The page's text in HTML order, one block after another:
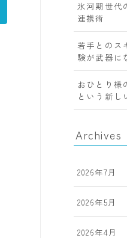
氷河期世代
連携術
若手とのス
験が武器に
おひとり様
という新し
Archives
2026年7月
2026年5月
2026年4月